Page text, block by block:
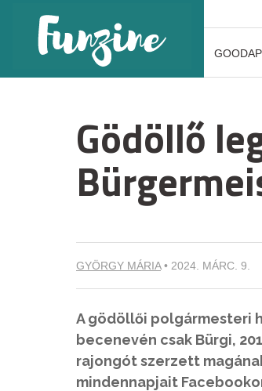
Gödöllő
GYÖRGY MÁRIA• 2024. MÁRC. 9.
A gödöllői polgármesteri
becenevén csak Bürgi,
rajongót szerzett
mindennapjait